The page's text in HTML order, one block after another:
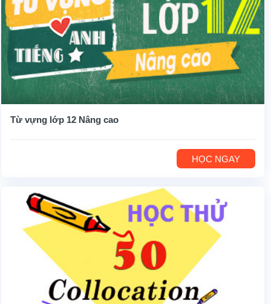
Từ vựng lớp 12 Nâng cao
HỌC NGAY